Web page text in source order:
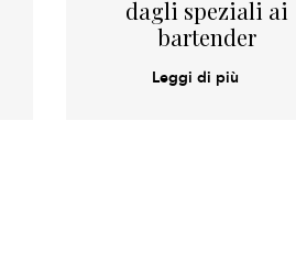
dagli speziali ai
bartender
Leggi di più